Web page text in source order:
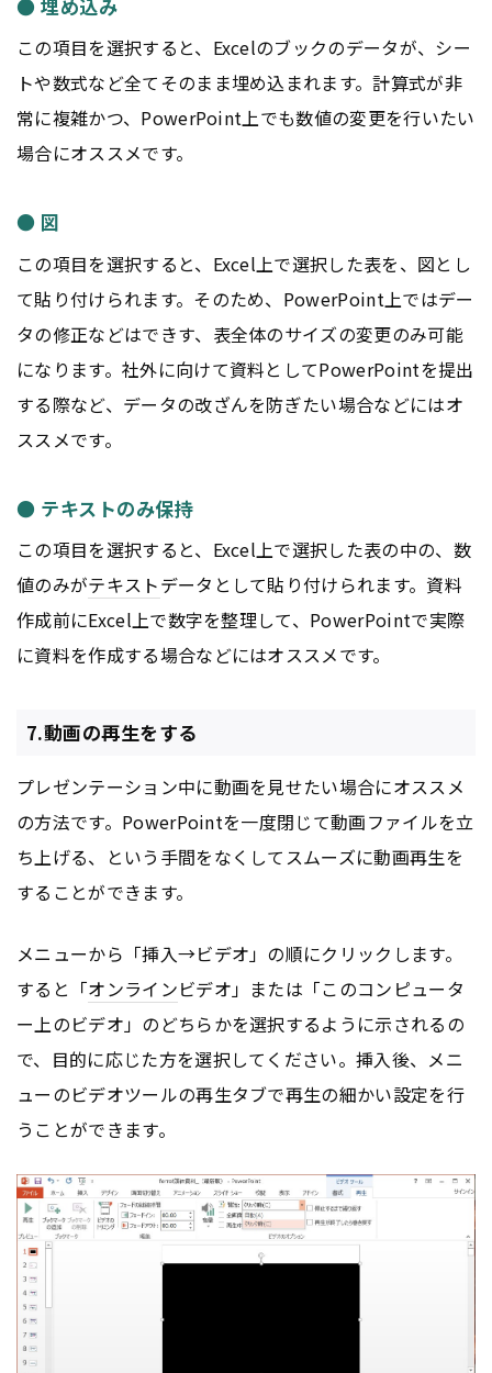
● 埋め込み
この項目を選択すると、Excelのブックのデータが、シー
トや数式など全てそのまま埋め込まれます。計算式が非
常に複雑かつ、PowerPoint上でも数値の変更を行いたい
場合にオススメです。
● 図
この項目を選択すると、Excel上で選択した表を、図とし
て貼り付けられます。そのため、PowerPoint上ではデー
タの修正などはできす、表全体のサイズの変更のみ可能
になります。社外に向けて資料としてPowerPointを提出
する際など、データの改ざんを防ぎたい場合などにはオ
ススメです。
● テキストのみ保持
この項目を選択すると、Excel上で選択した表の中の、数
値のみがテキストデータとして貼り付けられます。資料
作成前にExcel上で数字を整理して、PowerPointで実際
に資料を作成する場合などにはオススメです。
7.動画の再生をする
プレゼンテーション中に動画を見せたい場合にオススメ
の方法です。PowerPointを一度閉じて動画ファイルを立
ち上げる、という手間をなくしてスムーズに動画再生を
することができます。
メニューから「挿入→ビデオ」の順にクリックします。
すると「オンラインビデオ」または「このコンピュータ
ー上のビデオ」のどちらかを選択するように示されるの
で、目的に応じた方を選択してください。挿入後、メニ
ューのビデオツールの再生タブで再生の細かい設定を行
うことができます。